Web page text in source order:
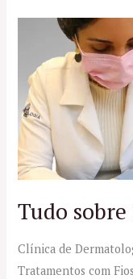
Tudo sobre
Clínica de
Tratamentos com
Fios
de
PDO